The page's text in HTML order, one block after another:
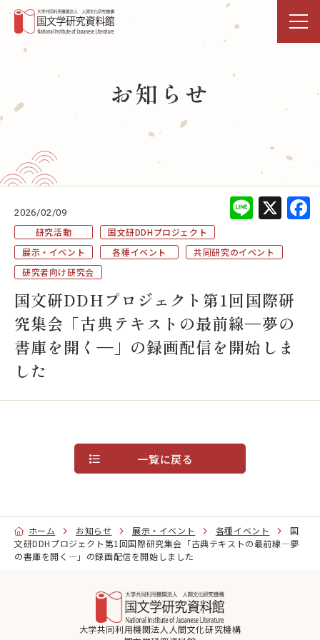
研究活動・共同利用
展示・イベント
図書館
データベース
事業活動
大学院・教育
国文研について
お問い合わせ アクセス
お知らせ
2026/02/09
研究活動
国文研DDHプロジェクト
展示・イベント
各種イベント
共同研究のイベント
研究者向け研究会
Line
X
国文研DDHプロジェクト第1回国際研
究集会「古典テキストの最前線―夢の
書庫を開く―」の録画配信を開始しま
した
一覧に戻る
ホーム お知らせ 展示・イベント 各種イベント
国
文研DDHプロジェクト第1回国際研究集会「古典テキストの最前線―夢
の書庫を開く―」の録画配信を開始しました
大学共同利用機関法人人間文化研究機構